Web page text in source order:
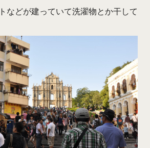
などが建っていて洗濯物とか干して